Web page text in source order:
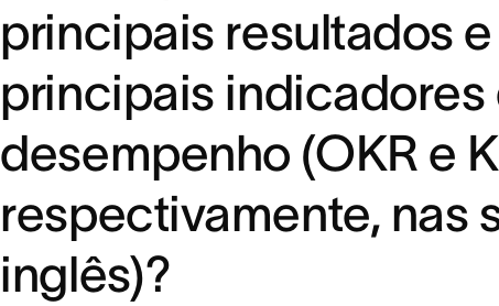
principais resultados
principais indicadores
desempenho (OKR e
respectivamente, nas
inglês)?